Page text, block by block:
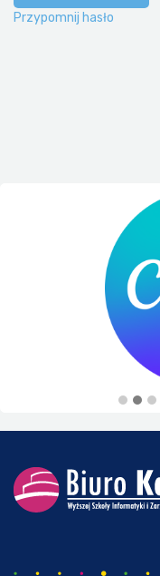
Przypomnij hasło